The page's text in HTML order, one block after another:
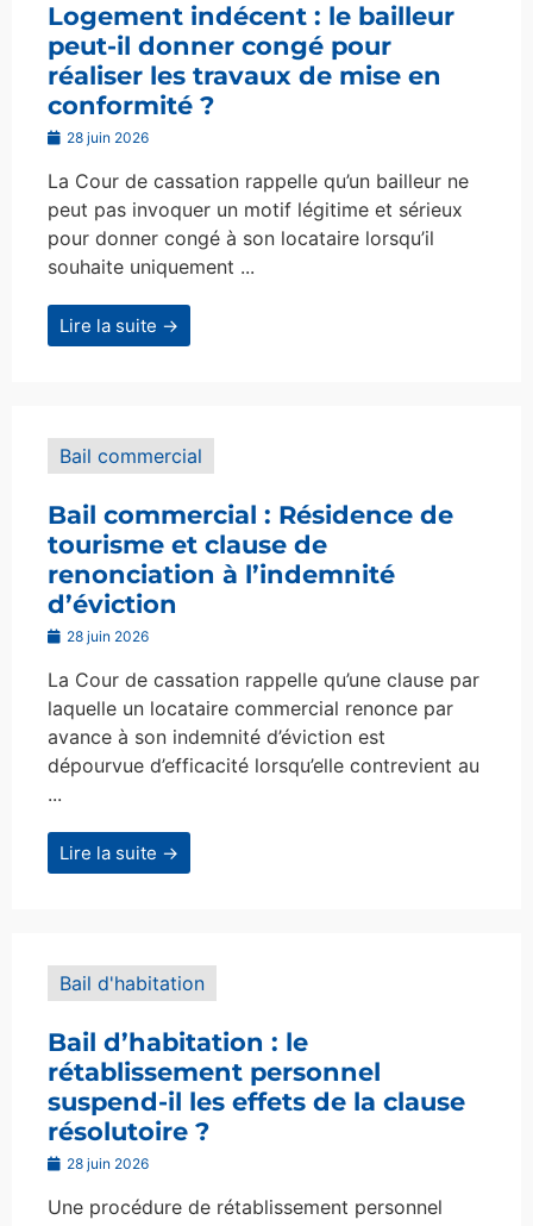
Logement indécent : le bailleur
peut-il donner congé pour
réaliser les travaux de mise en
conformité ?
28 juin 2026
La Cour de cassation rappelle qu’un bailleur ne
peut pas invoquer un motif légitime et sérieux
pour donner congé à son locataire lorsqu’il
souhaite uniquement ...
Lire la suite →
Bail commercial
Bail commercial : Résidence de
tourisme et clause de
renonciation à l’indemnité
d’éviction
28 juin 2026
La Cour de cassation rappelle qu’une clause par
laquelle un locataire commercial renonce par
avance à son indemnité d’éviction est
dépourvue d’efficacité lorsqu’elle contrevient au
...
Lire la suite →
Bail d'habitation
Bail d’habitation : le
rétablissement personnel
suspend-il les effets de la clause
résolutoire ?
28 juin 2026
Une procédure de rétablissement personnel